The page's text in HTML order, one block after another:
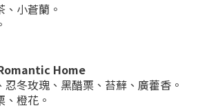
小蒼蘭。
Home
忍冬玫瑰、黑醋栗、苔蘚、廣藿香。
橙花。